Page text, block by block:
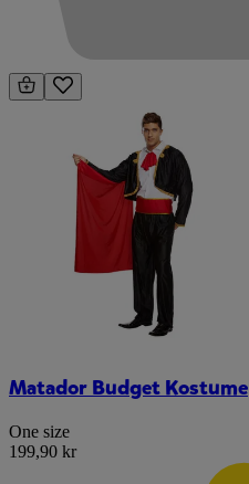
Matador Budget Kostume
One size
199,90 kr